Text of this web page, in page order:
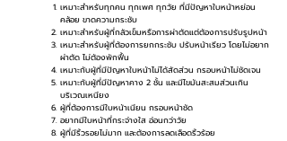
เหมาะสำหรับทุกคน ทุกเพศ ทุกวัย ที่มีปัญหาใบหน้าหย่อน
คล้อย ขาดความกระชับ
เหมาะสำหรับผู้ที่กลัวเข็มหรือการผ่าตัดแต่ต้องการปรับรูปหน้า
เหมาะสำหรับผู้ที่ต้องการยกกระชับ ปรับหน้าเรียว โดยไม่อยาก
ผ่าตัด ไม่ต้องพักฟื้น
เหมาะกับผู้ที่มีปัญหาใบหน้าไม่ได้สัดส่วน กรอบหน้าไม่ชัดเจน
เหมาะกับผู้ที่มีปัญหาคาง 2 ชั้น และมีไขมันสะสมส่วนเกิน
บริเวณเหนียง
ผู้ที่ต้องการมีใบหน้าเนียน กรอบหน้าชัด
อยากมีใบหน้าที่กระจ่างใส อ่อนกว่าวัย
ผู้ที่มีริ้วรอยไม่มาก และต้องการลดเลือดริ้วร้อย